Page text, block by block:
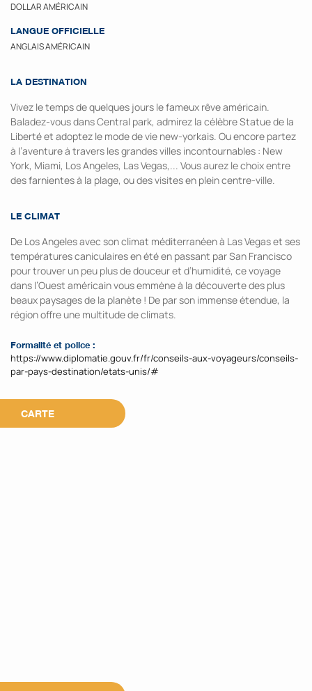
DOLLAR AMÉRICAIN
LANGUE OFFICIELLE
ANGLAIS AMÉRICAIN
LA DESTINATION
Vivez le temps de quelques jours le fameux rêve américain.
Baladez-vous dans Central park, admirez la célèbre Statue de la
Liberté et adoptez le mode de vie new-yorkais. Ou encore partez
à l’aventure à travers les grandes villes incontournables : New
York, Miami, Los Angeles, Las Vegas,... Vous aurez le choix entre
des farnientes à la plage, ou des visites en plein centre-ville.
LE CLIMAT
De Los Angeles avec son climat méditerranéen à Las Vegas et ses
températures caniculaires en été en passant par San Francisco
pour trouver un peu plus de douceur et d’humidité, ce voyage
dans l’Ouest américain vous emmène à la découverte des plus
beaux paysages de la planète ! De par son immense étendue, la
région offre une multitude de climats.
Formalité et police :
https://www.diplomatie.gouv.fr/fr/conseils-aux-voyageurs/conseils-
par-pays-destination/etats-unis/#
CARTE